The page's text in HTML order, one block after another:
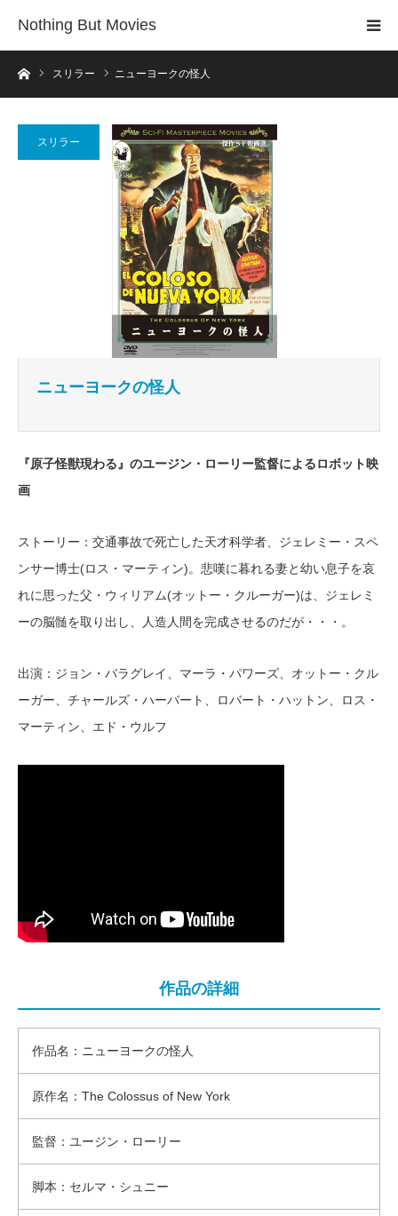
Nothing But Movies
ホームスリラー ニューヨークの怪人
スリラー
ニューヨークの怪人
『原子怪獣現わる』のユージン・ローリー監督によるロボット映
画
ストーリー：交通事故で死亡した天才科学者、ジェレミー・スペ
ンサー博士(ロス・マーティン)。悲嘆に暮れる妻と幼い息子を哀
れに思った父・ウィリアム(オットー・クルーガー)は、ジェレミ
ーの脳髄を取り出し、人造人間を完成させるのだが・・・。
出演：ジョン・バラグレイ、マーラ・パワーズ、オットー・クル
ーガー、チャールズ・ハーバート、ロバート・ハットン、ロス・
マーティン、エド・ウルフ
作品の詳細
作品名：ニューヨークの怪人
原作名：The Colossus of New York
監督：ユージン・ローリー
脚本：セルマ・シュニー